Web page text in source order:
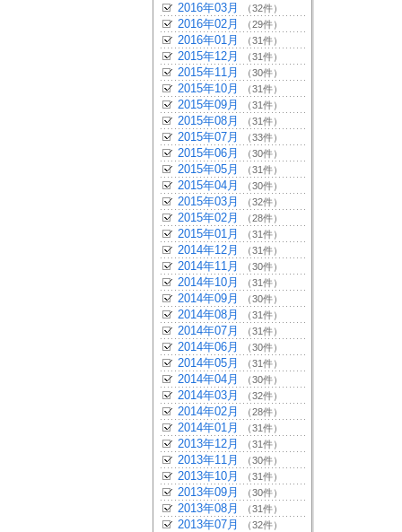
2016年03月 （32件）
2016年02月 （29件）
2016年01月 （31件）
2015年12月 （31件）
2015年11月 （30件）
2015年10月 （31件）
2015年09月 （31件）
2015年08月 （31件）
2015年07月 （33件）
2015年06月 （30件）
2015年05月 （31件）
2015年04月 （30件）
2015年03月 （32件）
2015年02月 （28件）
2015年01月 （31件）
2014年12月 （31件）
2014年11月 （30件）
2014年10月 （31件）
2014年09月 （30件）
2014年08月 （31件）
2014年07月 （31件）
2014年06月 （30件）
2014年05月 （31件）
2014年04月 （30件）
2014年03月 （32件）
2014年02月 （28件）
2014年01月 （31件）
2013年12月 （31件）
2013年11月 （30件）
2013年10月 （31件）
2013年09月 （30件）
2013年08月 （31件）
2013年07月 （32件）